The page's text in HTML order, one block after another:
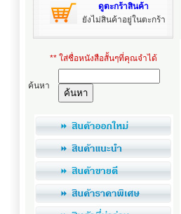
ดูตะกร้าสินค้า
ยังไม่สินค้าอยู่ในตะกร้า
** ใส่ชื่อหนังสือสั้นๆที่คุณจำได้
ค้นหา